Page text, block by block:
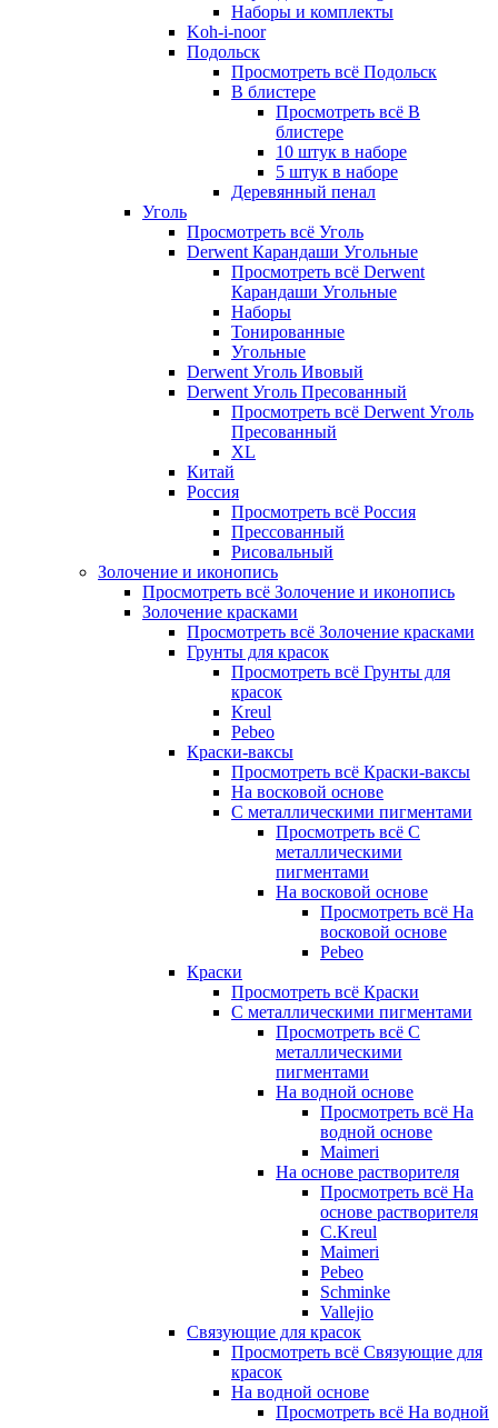
Наборы и комплекты
Koh-i-noor
Подольск
Просмотреть всё Подольск
В блистере
Просмотреть всё В
блистере
10 штук в наборе
5 штук в наборе
Деревянный пенал
Уголь
Просмотреть всё Уголь
Derwent Карандаши Угольные
Просмотреть всё Derwent
Карандаши Угольные
Наборы
Тонированные
Угольные
Derwent Уголь Ивовый
Derwent Уголь Пресованный
Просмотреть всё Derwent Уголь
Пресованный
XL
Китай
Россия
Просмотреть всё Россия
Прессованный
Рисовальный
Золочение и иконопись
Просмотреть всё Золочение и иконопись
Золочение красками
Просмотреть всё Золочение красками
Грунты для красок
Просмотреть всё Грунты для
красок
Kreul
Pebeo
Краски-ваксы
Просмотреть всё Краски-ваксы
На восковой основе
С металлическими пигментами
Просмотреть всё С
металлическими
пигментами
На восковой основе
Просмотреть всё На
восковой основе
Pebeo
Краски
Просмотреть всё Краски
С металлическими пигментами
Просмотреть всё С
металлическими
пигментами
На водной основе
Просмотреть всё На
водной основе
Maimeri
На основе растворителя
Просмотреть всё На
основе растворителя
C.Kreul
Maimeri
Pebeo
Schminke
Vallejio
Связующие для красок
Просмотреть всё Связующие для
красок
На водной основе
Просмотреть всё На водной